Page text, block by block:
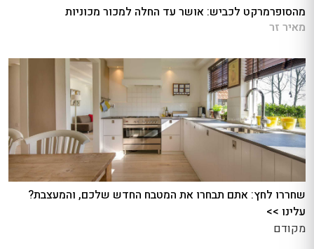
מהסופרמרקט לכביש: אושר עד החלה למכור מכוניות
מאיר זר
שחררו לחץ: אתם תבחרו את המטבח החדש שלכם, והמעצבת?
עלינו >>
מקודם